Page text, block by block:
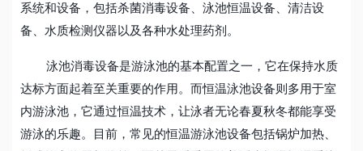
系统和设备，包括杀菌消毒设备、泳池恒温设备、清洁设
备、水质检测仪器以及各种水处理药剂。
泳池消毒设备是游泳池的基本配置之一，它在保持水质
达标方面起着至关重要的作用。而恒温泳池设备则多用于室
内游泳池，它通过恒温技术，让泳者无论春夏秋冬都能享受
游泳的乐趣。目前，常见的恒温游泳池设备包括锅炉加热、